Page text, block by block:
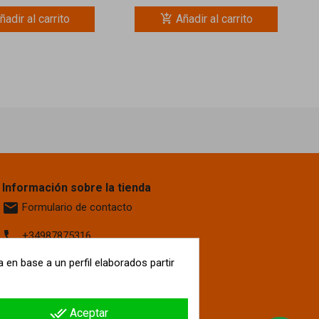
al carrito add_shopping_cart Añadir al carrito
Información sobre la tienda
email Formulario de contacto
phone+34987875316
location_on Calle La Fontanilla, 6
base a un perfil elaborados partir
done_all Aceptar